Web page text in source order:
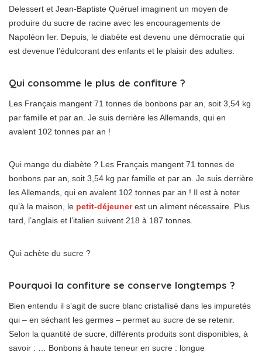
Delessert et Jean-Baptiste Quéruel imaginent un moyen de
produire du sucre de racine avec les encouragements de
Napoléon Ier. Depuis, le diabète est devenu une démocratie qui
est devenue l’édulcorant des enfants et le plaisir des adultes.
Qui consomme le plus de confiture ?
Les Français mangent 71 tonnes de bonbons par an, soit 3,54 kg
par famille et par an. Je suis derrière les Allemands, qui en
avalent 102 tonnes par an !
Qui mange du diabète ? Les Français mangent 71 tonnes de
bonbons par an, soit 3,54 kg par famille et par an. Je suis derrière
les Allemands, qui en avalent 102 tonnes par an ! Il est à noter
qu’à la maison, le petit-déjeunerest un aliment nécessaire. Plus
tard, l’anglais et l’italien suivent 218 à 187 tonnes.
Qui achète du sucre ?
Pourquoi la confiture se conserve longtemps ?
Bien entendu il s’agit de sucre blanc cristallisé dans les impuretés
qui – en séchant les germes – permet au sucre de se retenir.
Selon la quantité de sucre, différents produits sont disponibles, à
savoir : … Bonbons à haute teneur en sucre : longue